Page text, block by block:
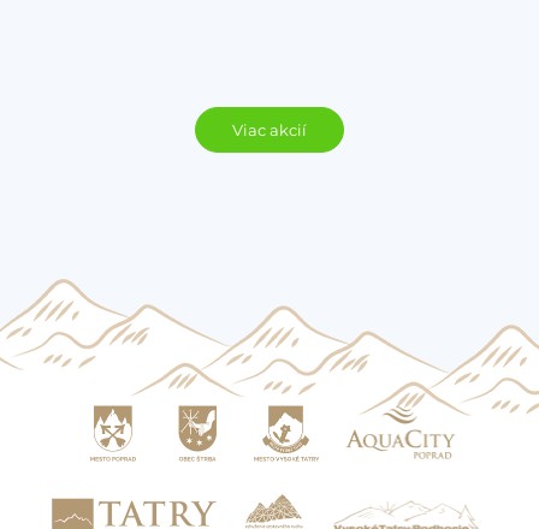
Viac akcií